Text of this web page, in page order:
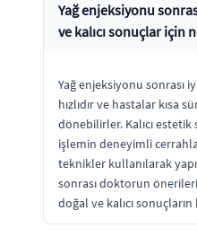
Yağ enjeksiyonu
ve kalıcı sonuçlar
Yağ enjeksiyonu sonrası
hızlıdır ve hastalar kısa
dönebilirler. Kalıcı
işlemin deneyimli
teknikler kullanılarak
sonrası doktorun
doğal ve kalıcı